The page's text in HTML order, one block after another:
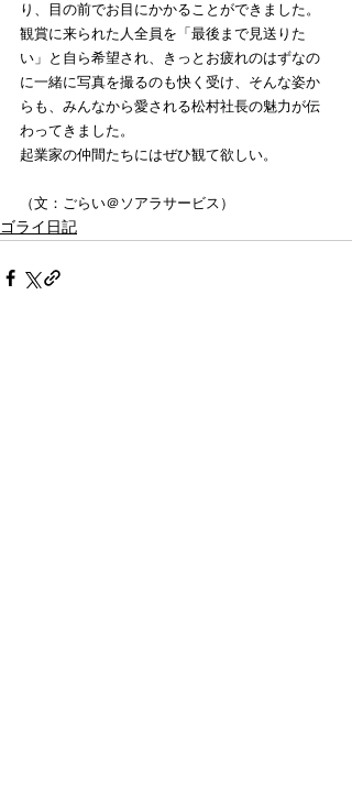
り、目の前でお目にかかることができました。
観賞に来られた人全員を「最後まで見送りた
い」と自ら希望され、きっとお疲れのはずなの
に一緒に写真を撮るのも快く受け、そんな姿か
らも、みんなから愛される松村社長の魅力が伝
わってきました。
起業家の仲間たちにはぜひ観て欲しい。
（文：ごらい＠ソアラサービス）
ゴライ日記